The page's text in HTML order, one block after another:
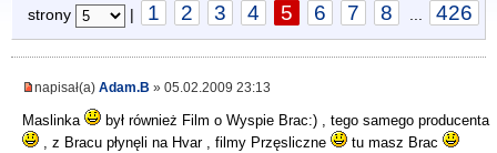
strony
| 1 2 3 4 5 6 7 8 426
napisał(a) Adam.B » 05.02.2009 23:13
Maslinka
był również Film o Wyspie Brac:) , tego samego producenta
, z Bracu płynęli na Hvar , filmy Przęsliczne
tu masz Brac